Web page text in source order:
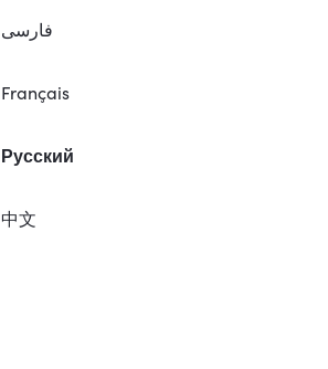
فارسی
Français
Русский
中文